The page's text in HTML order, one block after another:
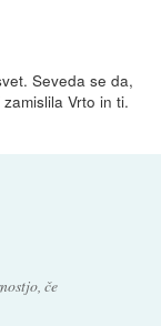
Seveda se da,
Vrto in ti.
če